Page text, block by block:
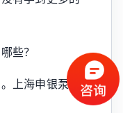
些？
上海申银泵业